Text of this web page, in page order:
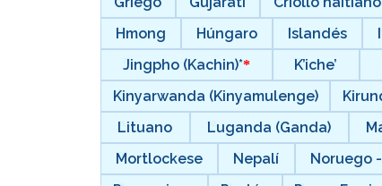
Hmong
Húngaro Islandés
Jingpho (Kachin)*
K’iche’
Kinyarwanda (Kinyamulenge)
Lituano
Luganda (Ganda)
Mortlockese
Nepalí Noruego